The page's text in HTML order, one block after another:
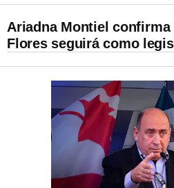
Ariadna Montiel confirma
Flores seguirá como